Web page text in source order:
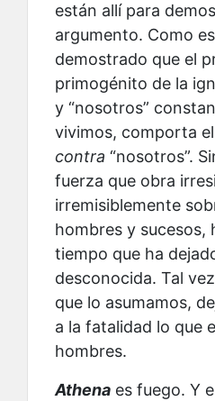
están allí para
argumento. Como
demostrado que el
primogénito de la
y “nosotros”
vivimos, comporta el
contra “nosotros”.
fuerza que obra
irremisiblemente
hombres y sucesos,
tiempo que ha
desconocida. Tal
que lo asumamos,
a la fatalidad lo que
hombres.
Athena es fuego. Y